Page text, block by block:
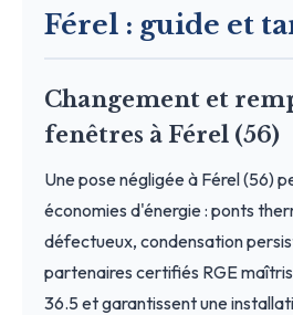
Férel : guide et
Changement et
fenêtres à Férel (56)
Une pose négligée à Férel (56)
économies d'énergie : ponts
défectueux, condensation
partenaires certifiés RGE
36.5 et garantissent une